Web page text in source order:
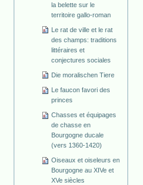
la belette sur le
territoire gallo-roman
Le rat de ville et le rat
des champs: traditions
littéraires et
conjectures sociales
Die moralischen Tiere
Le faucon favori des
princes
Chasses et équipages
de chasse en
Bourgogne ducale
(vers 1360-1420)
Oiseaux et oiseleurs en
Bourgogne au XIVe et
XVe siècles